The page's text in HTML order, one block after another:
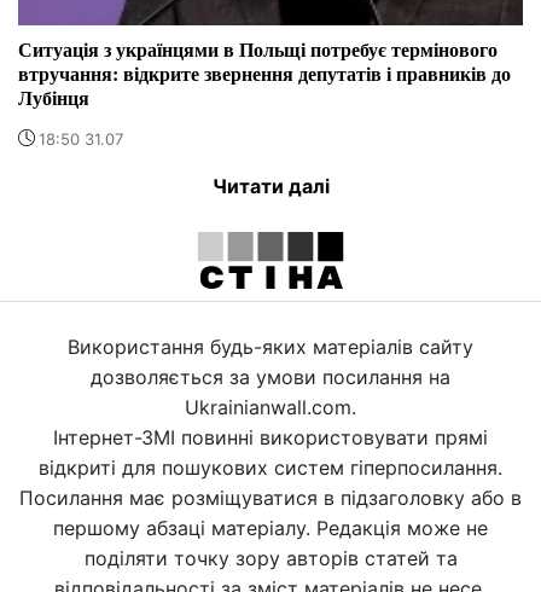
Ситуація з українцями в Польщі потребує термінового
втручання: відкрите звернення депутатів і правників до
Лубінця
18:50 31.07
Читати далі
Використання будь-яких матеріалів сайту
дозволяється за умови посилання на
Ukrainianwall.com.
Інтернет-ЗМІ повинні використовувати прямі
відкриті для пошукових систем гіперпосилання.
Посилання має розміщуватися в підзаголовку або в
першому абзаці матеріалу. Редакція може не
поділяти точку зору авторів статей та